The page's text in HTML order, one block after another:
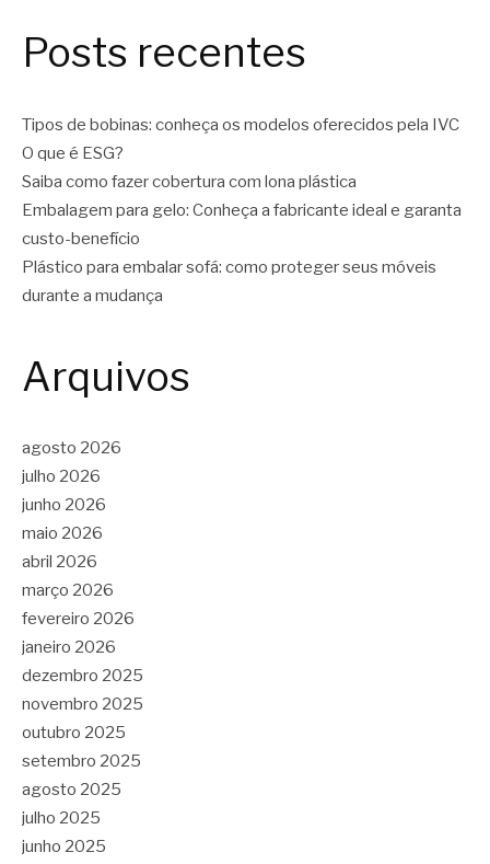
Posts recentes
Tipos de bobinas: conheça os modelos oferecidos pela IVC
O que é ESG?
Saiba como fazer cobertura com lona plástica
Embalagem para gelo: Conheça a fabricante ideal e garanta
custo-benefício
Plástico para embalar sofá: como proteger seus móveis
durante a mudança
Arquivos
agosto 2026
julho 2026
junho 2026
maio 2026
abril 2026
março 2026
fevereiro 2026
janeiro 2026
dezembro 2025
novembro 2025
outubro 2025
setembro 2025
agosto 2025
julho 2025
junho 2025